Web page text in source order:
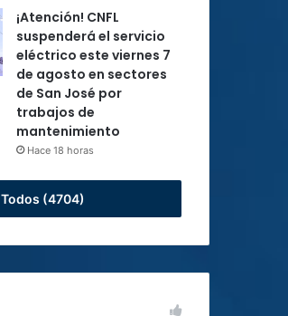
¡Atención! CNFL
suspenderá el servicio
eléctrico este viernes 7
de agosto en sectores
de San José por
trabajos de
mantenimiento
Hace 18 horas
Todos (4704)